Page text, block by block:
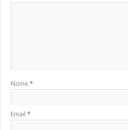
Nome*
Email*